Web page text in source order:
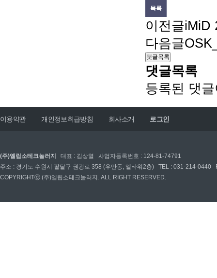
목록
이전글iMiD
다음글
댓글목록
댓글목록
등록된 댓
이용약관 개인정보취급방침 회사소개 로그인
(주)엘립소테크놀러지
대표 : 김상열 사업자등록번호 : 124-81-74791
주소 : 경기도 수원시 팔달구 권광로 358 (우만동, 엘타워2층) TEL : 031-214-
COPYRIGHTⓒ (주)엘립소테크놀러지. ALL RIGHT RESERVED.